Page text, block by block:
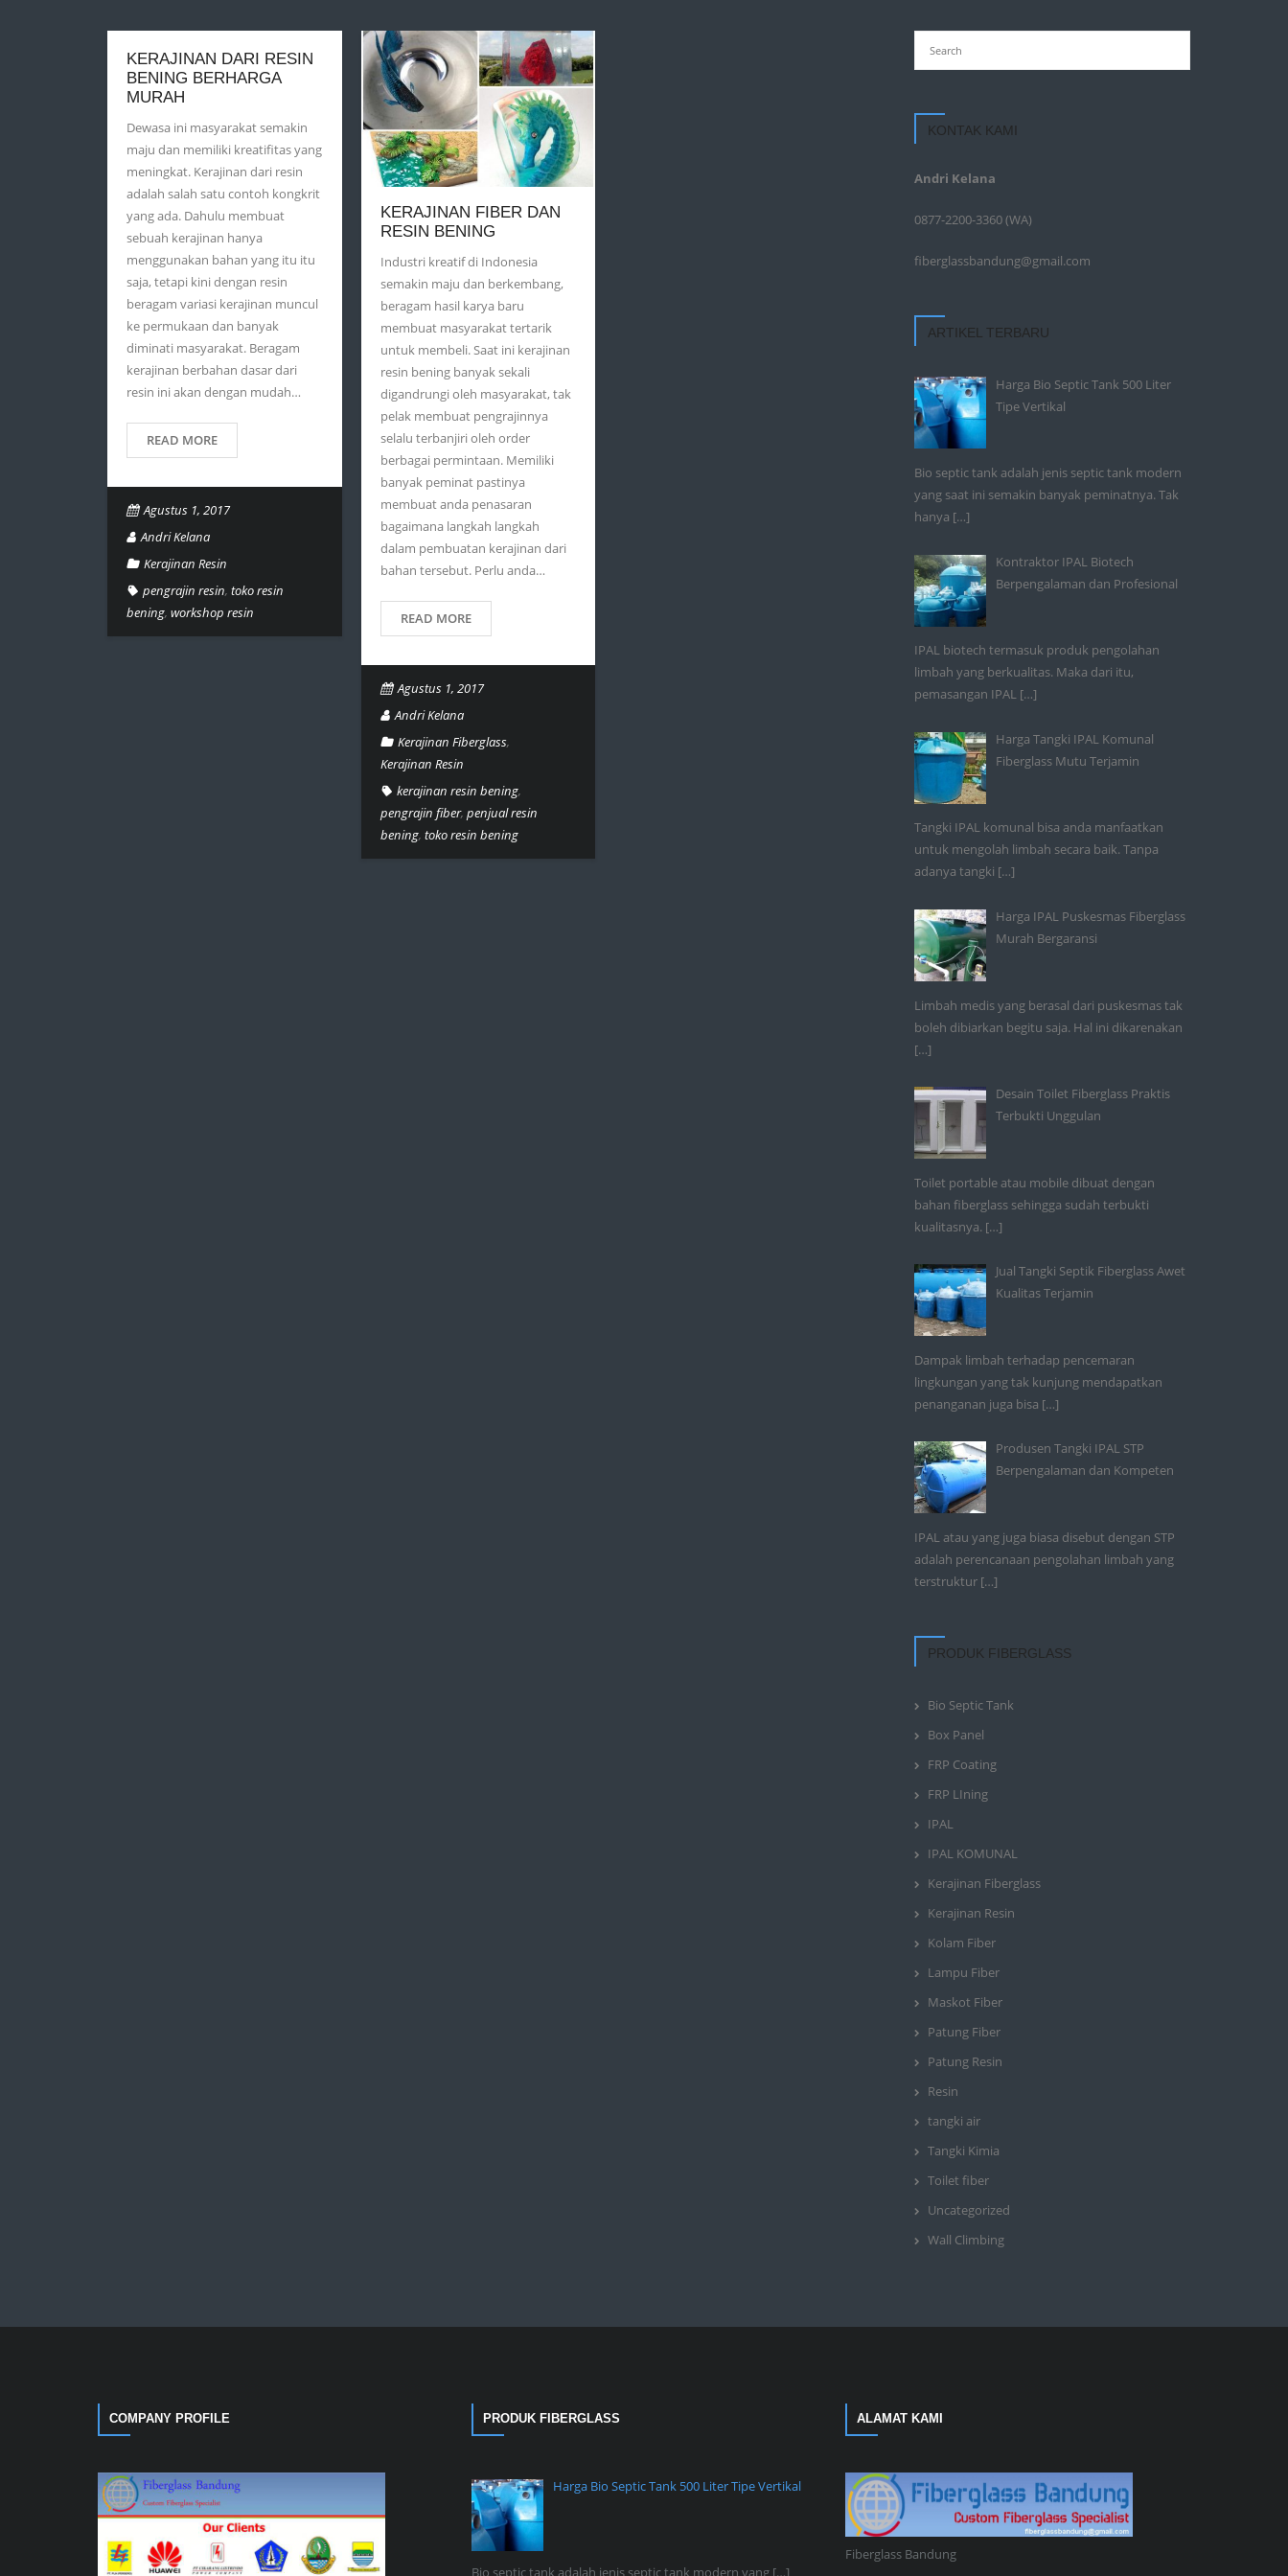
KERAJINAN DARI RESIN
BENING BERHARGA
MURAH
Dewasa ini masyarakat semakin
maju dan memiliki kreatifitas yang
meningkat. Kerajinan dari resin
adalah salah satu contoh kongkrit
yang ada. Dahulu membuat
sebuah kerajinan hanya
menggunakan bahan yang itu itu
saja, tetapi kini dengan resin
beragam variasi kerajinan muncul
ke permukaan dan banyak
diminati masyarakat. Beragam
kerajinan berbahan dasar dari
resin ini akan dengan mudah…
READ MORE
Agustus 1, 2017
Andri Kelana
Kerajinan Resin
pengrajin resin, toko resin
bening, workshop resin
KERAJINAN FIBER DAN
RESIN BENING
Industri kreatif di Indonesia
semakin maju dan berkembang,
beragam hasil karya baru
membuat masyarakat tertarik
untuk membeli. Saat ini kerajinan
resin bening banyak sekali
digandrungi oleh masyarakat, tak
pelak membuat pengrajinnya
selalu terbanjiri oleh order
berbagai permintaan. Memiliki
banyak peminat pastinya
membuat anda penasaran
bagaimana langkah langkah
dalam pembuatan kerajinan dari
bahan tersebut. Perlu anda…
READ MORE
Agustus 1, 2017
Andri Kelana
Kerajinan Fiberglass,
Kerajinan Resin
kerajinan resin bening,
pengrajin fiber, penjual resin
bening, toko resin bening
KONTAK KAMI
Andri Kelana
0877-2200-3360(WA)
fiberglassbandung@gmail.com
ARTIKEL TERBARU
Harga Bio Septic Tank 500 Liter
Tipe Vertikal
Bio septic tank adalah jenis septic tank modern
yang saat ini semakin banyak peminatnya. Tak
hanya […]
Kontraktor IPAL Biotech
Berpengalaman dan Profesional
IPAL biotech termasuk produk pengolahan
limbah yang berkualitas. Maka dari itu,
pemasangan IPAL […]
Harga Tangki IPAL Komunal
Fiberglass Mutu Terjamin
Tangki IPAL komunal bisa anda manfaatkan
untuk mengolah limbah secara baik. Tanpa
adanya tangki […]
Harga IPAL Puskesmas Fiberglass
Murah Bergaransi
Limbah medis yang berasal dari puskesmas tak
boleh dibiarkan begitu saja. Hal ini dikarenakan
[…]
Desain Toilet Fiberglass Praktis
Terbukti Unggulan
Toilet portable atau mobile dibuat dengan
bahan fiberglass sehingga sudah terbukti
kualitasnya. […]
Jual Tangki Septik Fiberglass Awet
Kualitas Terjamin
Dampak limbah terhadap pencemaran
lingkungan yang tak kunjung mendapatkan
penanganan juga bisa […]
Produsen Tangki IPAL STP
Berpengalaman dan Kompeten
IPAL atau yang juga biasa disebut dengan STP
adalah perencanaan pengolahan limbah yang
terstruktur […]
PRODUK FIBERGLASS
Bio Septic Tank
Box Panel
FRP Coating
FRP LIning
IPAL
IPAL KOMUNAL
Kerajinan Fiberglass
Kerajinan Resin
Kolam Fiber
Lampu Fiber
Maskot Fiber
Patung Fiber
Patung Resin
Resin
tangki air
Tangki Kimia
Toilet fiber
Uncategorized
Wall Climbing
COMPANY PROFILE PRODUK FIBERGLASS
Harga Bio Septic Tank 500 Liter Tipe Vertikal
Bio septic tank adalah jenis septic tank modern yang […]
ALAMAT KAMI
Fiberglass Bandung